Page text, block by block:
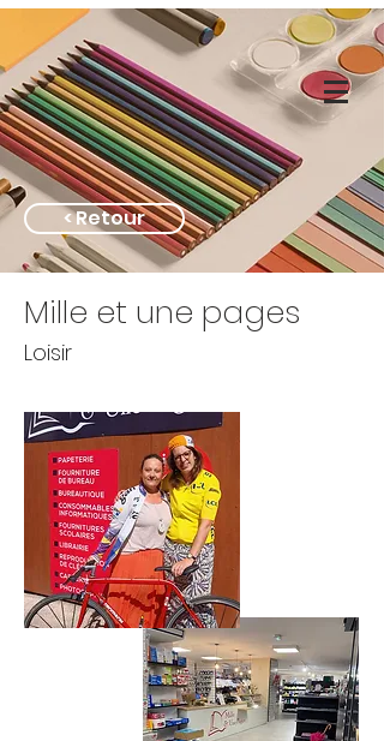
< Retour
Mille et une pages
Loisir